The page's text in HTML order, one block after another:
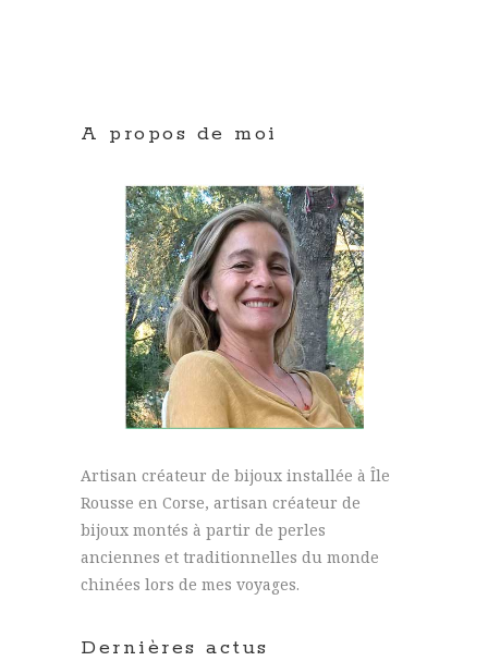
A propos de moi
Artisan créateur de bijoux installée à Île
Rousse en Corse, artisan créateur de
bijoux montés à partir de perles
anciennes et traditionnelles du monde
chinées lors de mes voyages.
Dernières actus